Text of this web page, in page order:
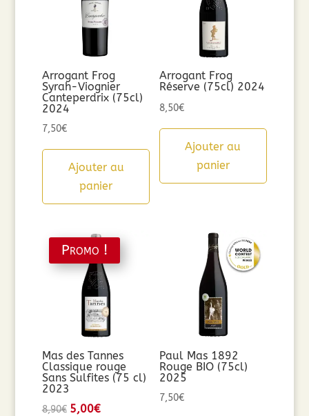
Arrogant Frog
Syrah-Viognier
Canteperdrix (75cl)
2024
7,50€
Ajouter au
panier
Arrogant Frog
Réserve (75cl) 2024
8,50€
Ajouter au
panier
Promo !
Mas des Tannes
Classique rouge
Sans Sulfites (75 cl)
2023
8,90€ Le
5,00€Le
Paul Mas 1892
Rouge BIO (75cl)
2025
7,50€